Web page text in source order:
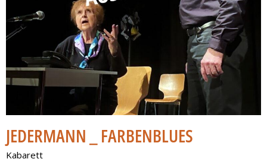
JEDERMANN _ FARBENBLUES
Kabarett